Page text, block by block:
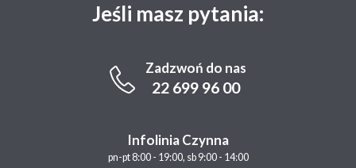
Jeśli masz pytania:
Zadzwoń do nas
22 699 96 00
Infolinia Czynna
pn-pt 8:00 - 19:00, sb 9:00 - 14:00